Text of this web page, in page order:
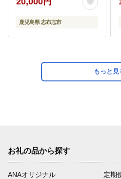
5尾 九州産 かばやき 冷
凍 うな重 ひつまぶし タ
b0-219-yy
鹿児島県 志布志市
もっと見
お礼の品から探す
ANAオリジナル
定期